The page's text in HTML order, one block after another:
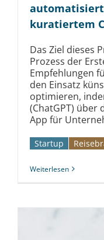
kuratiertem
Das Ziel dieses
Prozess der
Empfehlungen
den Einsatz
optimieren,
(ChatGPT) über
App für
Startup
Weiterlesen